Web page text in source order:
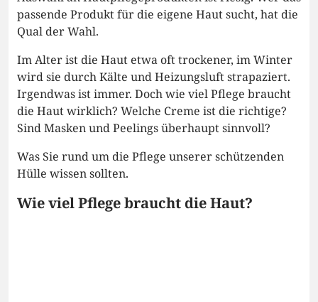
passende Produkt für die eigene Haut sucht, hat die
Qual der Wahl.
Im Alter ist die Haut etwa oft trockener, im Winter
wird sie durch Kälte und Heizungsluft strapaziert.
Irgendwas ist immer. Doch wie viel Pflege braucht
die Haut wirklich? Welche Creme ist die richtige?
Sind Masken und Peelings überhaupt sinnvoll?
Was Sie rund um die Pflege unserer schützenden
Hülle wissen sollten.
Wie viel Pflege braucht die Haut?